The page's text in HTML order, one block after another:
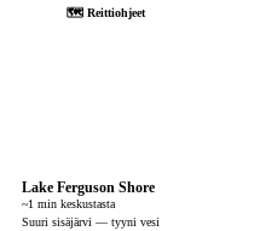
🗺 Reittiohjeet
Lake Ferguson Shore
~1 min keskustasta
Suuri sisäjärvi — tyyni vesi